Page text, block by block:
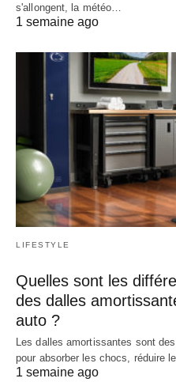
s'allongent, la météo…
1 semaine ago
LIFESTYLE
Quelles sont les
des dalles
auto ?
Les dalles amortissantes sont
pour absorber les chocs, réduire
1 semaine ago